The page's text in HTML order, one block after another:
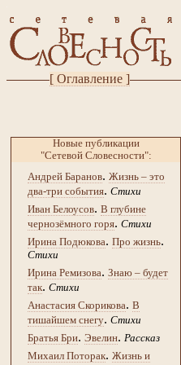
[ Оглавление ]
Новые публикации
"Сетевой Словесности":
Андрей Баранов. Жизнь – это
два-три события. Стихи
Иван Белоусов. В глубине
чернозёмного горя. Стихи
Ирина Подюкова. Про жизнь.
Стихи
Ирина Ремизова. Знаю – будет
так. Стихи
Анастасия Скорикова. В
тишайшем снегу. Стихи
Братья Бри. Эвелин. Рассказ
Михаил Поторак. Жизнь и